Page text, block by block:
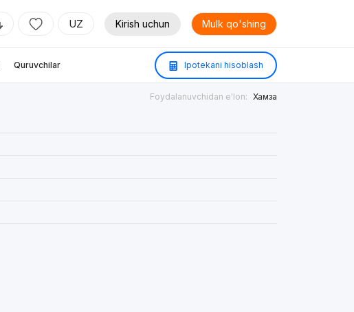
UZ Kirish uchun Mulk qo'shing
Quruvchilar Ipotekani hisoblash
Foydalanuvchidan e'lon: Хамза